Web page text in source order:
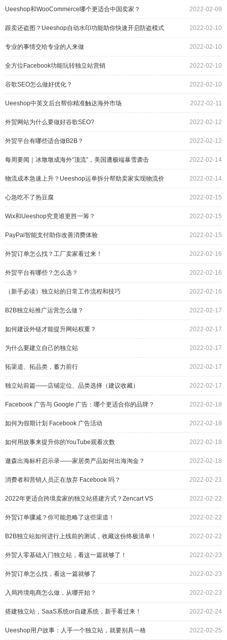
Ueeshop和WooCommerce哪个更适合中国卖家？ 2022-02-09
跟卖还盗图？Ueeshop自动水印功能助你快速开启防盗模式 2022-02-10
专业的事情交给专业的人来做 2022-02-10
全方位Facebook功能玩转独立站营销 2022-02-10
谷歌SEO怎么做好优化？ 2022-02-10
Ueeshop中英文后台帮你精准触达海外市场 2022-02-11
外贸网站为什么要做好谷歌SEO? 2022-02-12
外贸平台有哪些适合做B2B？ 2022-02-12
每周要闻｜冰墩墩成海外“顶流”，美国遭极端暴雪袭击 2022-02-14
物流成本急速上升？Ueeshop运单拆分帮助卖家实现物流价
值最大化
2022-02-14
心急吃不了热豆腐 2022-02-15
Wix和Ueeshop究竟谁更胜一筹？ 2022-02-15
PayPal智能支付助你改善消费体验 2022-02-15
外贸订单怎么找？工厂卖家看过来！ 2022-02-16
外贸平台有哪些？怎么选？ 2022-02-16
（新手必读）独立站的日常工作流程和技巧 2022-02-16
B2B独立站推广运营怎么做？ 2022-02-17
如何建设外链才能提升网站权重？ 2022-02-17
为什么要建立自己的独立站 2022-02-17
拓渠道、拓品类，蓄力前行 2022-02-17
独立站前篇——店铺定位、品类选择（建议收藏） 2022-02-17
Facebook 广告与 Google 广告：哪个更适合你的品牌？ 2022-02-18
如何为假期计划 Facebook 广告活动 2022-02-18
如何用故事来提升你的YouTube观看次数 2022-02-18
遨森出海标杆启示录——家居类产品如何出海淘金？ 2022-02-18
消费者和营销人员正在放弃 Facebook 吗？ 2022-02-21
2022年更适合跨境卖家的独立站搭建方式？Zencart VS
Ueeshop
2022-02-22
外贸订单骤减？你可能忽略了这些渠道！ 2022-02-22
B2B独立站如何进行上线前的测试，收藏这份终极清单！ 2022-02-22
外贸人零基础入门独立站，看这一篇就够了！ 2022-02-23
外贸订单怎么找，看这一篇就够了 2022-02-23
入局跨境电商怎么做，从哪开始？ 2022-02-23
搭建独立站，SaaS系统or自建系统，新手看过来！ 2022-02-24
Ueeshop用户故事：人手一个独立站，就要别具一格 2022-02-25